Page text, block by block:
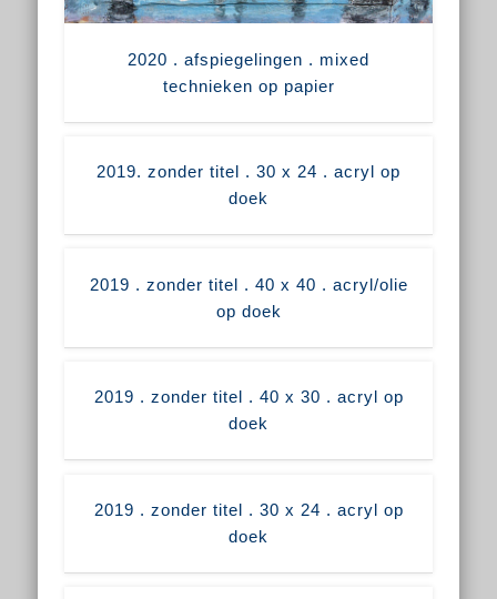
2020 . afspiegelingen . mixed
technieken op papier
2019. zonder titel . 30 x 24 . acryl op
doek
2019 . zonder titel . 40 x 40 . acryl/olie
op doek
2019 . zonder titel . 40 x 30 . acryl op
doek
2019 . zonder titel . 30 x 24 . acryl op
doek